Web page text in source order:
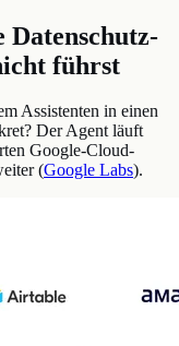
führst
Assistenten in einen
Der Agent läuft
Google-Cloud-
(Google Labs).